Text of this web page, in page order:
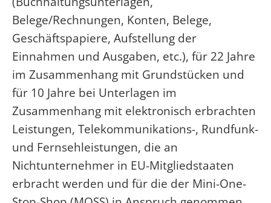
Belege/Rechnungen, Konten, Belege,
Geschäftspapiere, Aufstellung der
Einnahmen und Ausgaben, etc.), für 22 Jahre
im Zusammenhang mit Grundstücken und
für 10 Jahre bei Unterlagen im
Zusammenhang mit elektronisch erbrachten
Leistungen, Telekommunikations-, Rundfunk-
und Fernsehleistungen, die an
Nichtunternehmer in EU-Mitgliedstaaten
erbracht werden und für die der Mini-One-